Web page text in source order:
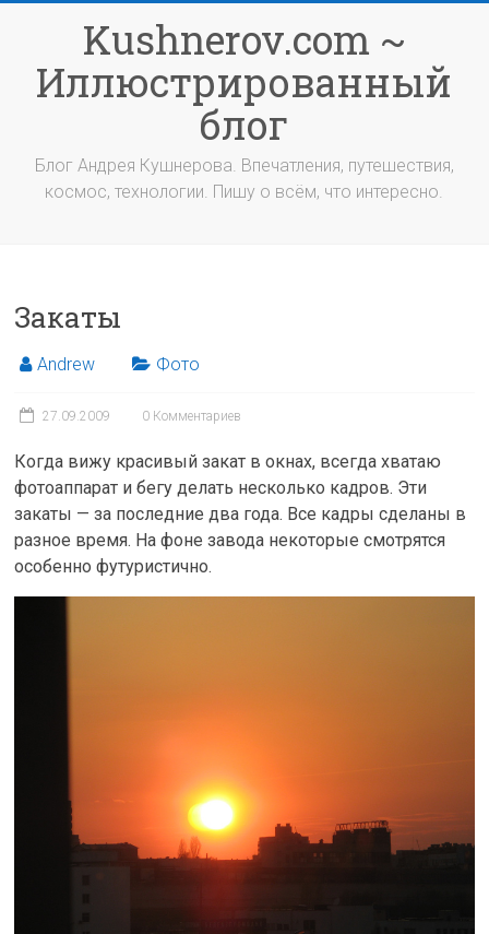
содержимомуKushnerov.com ~
Иллюстрированный
блог
Блог Андрея Кушнерова. Впечатления, путешествия,
космос, технологии. Пишу о всём, что интересно.
Закаты
Andrew Фото
27.09.2009 0 Комментариев
Когда вижу красивый закат в окнах, всегда хватаю
фотоаппарат и бегу делать несколько кадров. Эти
закаты — за последние два года. Все кадры сделаны в
разное время. На фоне завода некоторые смотрятся
особенно футуристично.